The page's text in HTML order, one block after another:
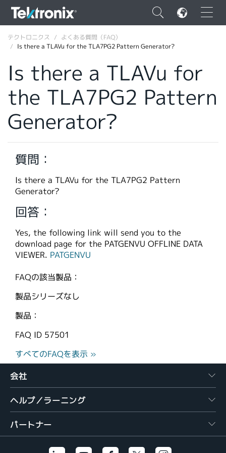
×
ENGLISH
FRANÇAIS
VIỆT NAM
简体中文
日本語
韓国語
繁體中文
テクトロニクス
よくある質問（FAQ）
Is there a TLAVu for the TLA7PG2 Pattern Generator?
Is there a TLAVu for
the TLA7PG2 Pattern
Generator?
質問：
Is there a TLAVu for the TLA7PG2 Pattern
Generator?
回答：
Yes, the following link will send you to the
download page for the PATGENVU OFFLINE DATA
VIEWER. PATGENVU
FAQの該当製品：
製品シリーズなし
製品：
FAQ ID 57501
すべてのFAQを表示 »
会社
ヘルプ／ラーニング
パートナー